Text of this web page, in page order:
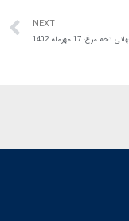
NEXT
تخم مرغ؛ 17 مهرماه 1402